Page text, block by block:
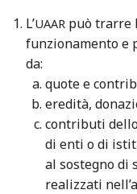
L’UAAR può trarre
funzionamento e
da:
quote e
eredità,
contributi
di enti o di
al sostegno di
realizzati